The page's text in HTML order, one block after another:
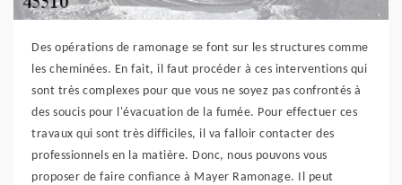
Des opérations de ramonage se font sur les structures comme
les cheminées. En fait, il faut procéder à ces interventions qui
sont très complexes pour que vous ne soyez pas confrontés à
des soucis pour l'évacuation de la fumée. Pour effectuer ces
travaux qui sont très difficiles, il va falloir contacter des
professionnels en la matière. Donc, nous pouvons vous
proposer de faire confiance à Mayer Ramonage. Il peut